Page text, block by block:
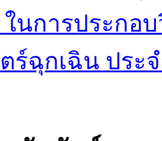
นการประกอ
ตร์ฉุกเฉิน ปร